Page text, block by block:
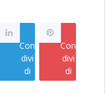
Con
divi
di
Con
divi
di